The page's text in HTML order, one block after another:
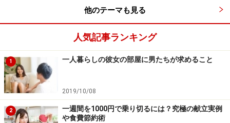
他のテーマも見る
人気記事ランキング
1 一人暮らしの彼女の部屋に男たちが求めること
2019/10/08
2
一週間を1000円で乗り切るには？究極の献立実例
や食費節約術